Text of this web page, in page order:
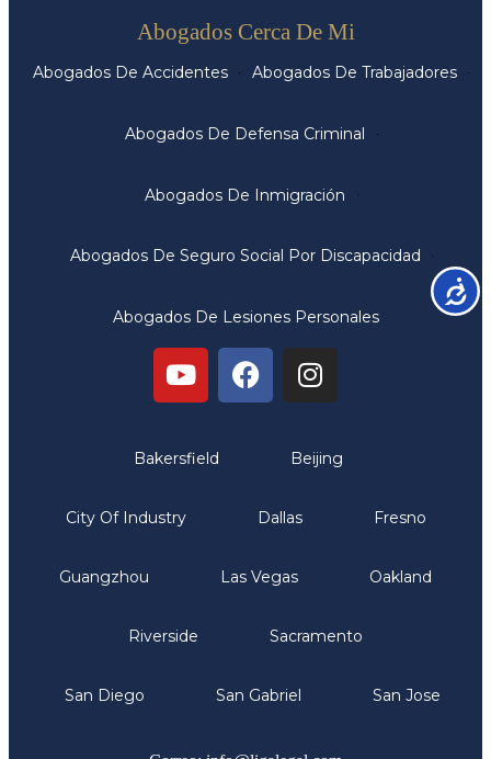
Abogados Cerca De Mi
Abogados De Accidentes Abogados De Trabajadores
Abogados De Defensa Criminal
Abogados De Inmigración
Abogados De Seguro Social Por Discapacidad
Abogados De Lesiones Personales
Bakersfield Beijing
City Of Industry Dallas Fresno
Guangzhou Las Vegas Oakland
Riverside Sacramento
San Diego San Gabriel San Jose